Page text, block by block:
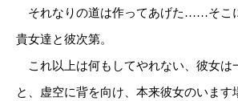
それなりの道は作ってあげた……そこ
貴女達と彼次第。
これ以上は何もしてやれない、彼女は
と、虚空に背を向け、本来彼女のいます